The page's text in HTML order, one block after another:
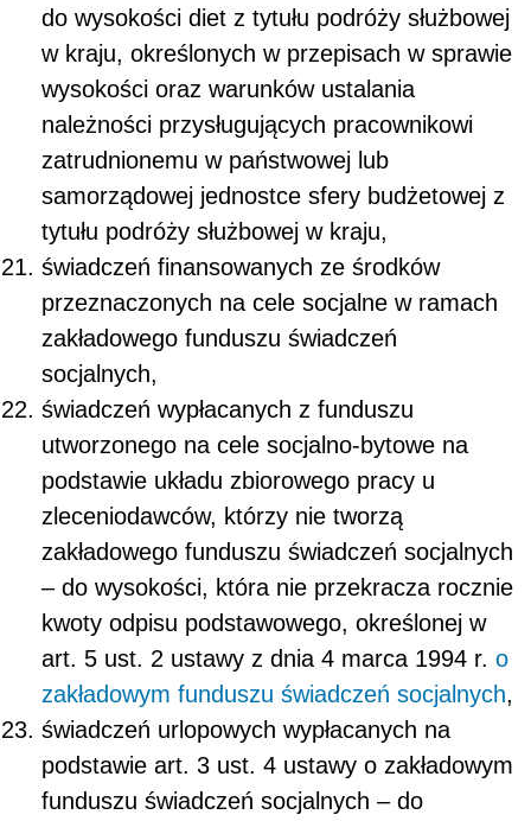
do wysokości diet z tytułu podróży służbowej
w kraju, określonych w przepisach w sprawie
wysokości oraz warunków ustalania
należności przysługujących pracownikowi
zatrudnionemu w państwowej lub
samorządowej jednostce sfery budżetowej z
tytułu podróży służbowej w kraju,
świadczeń finansowanych ze środków
przeznaczonych na cele socjalne w ramach
zakładowego funduszu świadczeń
socjalnych,
świadczeń wypłacanych z funduszu
utworzonego na cele socjalno-bytowe na
podstawie układu zbiorowego pracy u
zleceniodawców, którzy nie tworzą
zakładowego funduszu świadczeń socjalnych
– do wysokości, która nie przekracza rocznie
kwoty odpisu podstawowego, określonej w
art. 5 ust. 2 ustawy z dnia 4 marca 1994 r. o
zakładowym funduszu świadczeń socjalnych,
świadczeń urlopowych wypłacanych na
podstawie art. 3 ust. 4 ustawy o zakładowym
funduszu świadczeń socjalnych – do